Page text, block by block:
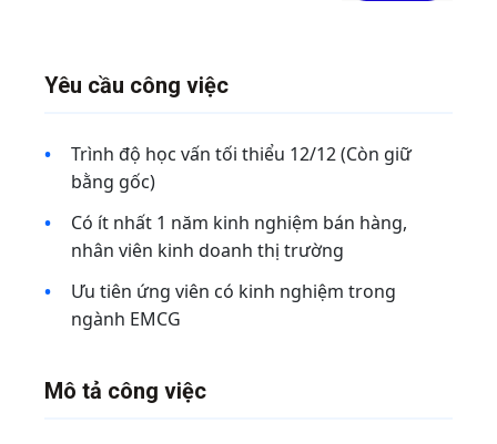
Yêu cầu công việc
Trình độ học vấn tối thiểu 12/12 (Còn giữ
bằng gốc)
Có ít nhất 1 năm kinh nghiệm bán hàng,
nhân viên kinh doanh thị trường
Ưu tiên ứng viên có kinh nghiệm trong
ngành EMCG
Mô tả công việc